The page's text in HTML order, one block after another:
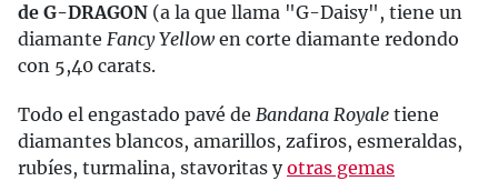
de G-DRAGON (a la que llama "G-Daisy", tiene un
diamante Fancy Yellowen corte diamante redondo
con 5,40 carats.
Todo el engastado pavé de Bandana Royale tiene
diamantes blancos, amarillos, zafiros, esmeraldas,
rubíes, turmalina, stavoritas yotras gemas